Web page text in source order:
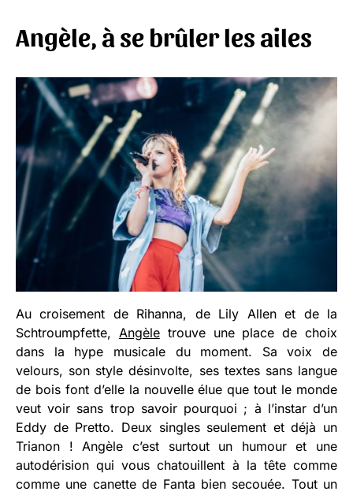
Angèle, à se brûler les ailes
Au croisement de Rihanna, de Lily Allen et de la
Schtroumpfette, Angèletrouve une place de choix
dans la hype musicale du moment. Sa voix de
velours, son style désinvolte, ses textes sans langue
de bois font d’elle la nouvelle élue que tout le monde
veut voir sans trop savoir pourquoi ; à l’instar d’un
Eddy de Pretto. Deux singles seulement et déjà un
Trianon ! Angèle c’est surtout un humour et une
autodérision qui vous chatouillent à la tête comme
comme une canette de Fanta bien secouée. Tout un